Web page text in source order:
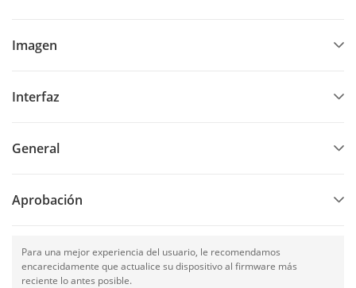
Imagen
Interfaz
General
Aprobación
Para una mejor experiencia del usuario, le recomendamos
encarecidamente que actualice su dispositivo al firmware más
reciente lo antes posible.